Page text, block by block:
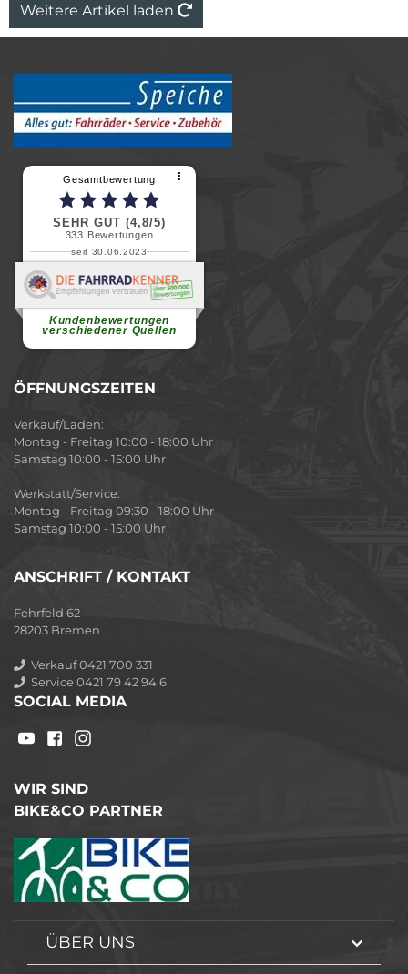
Weitere Artikel laden
Gesamtbewertung ⠇
SEHR GUT (4,8/5)
333 Bewertungen
seit 30.06.2023
Kundenbewertungen
verschiedener Quellen
Renate H.
Vielen Dank für ein herzliches
ÖFFNUNGSZEITEN
Verkauf/Laden:
Montag - Freitag 10:00 - 18:00 Uhr
Samstag 10:00 - 15:00 Uhr
Werkstatt/Service:
Montag - Freitag 09:30 - 18:00 Uhr
Samstag 10:00 - 15:00 Uhr
ANSCHRIFT / KONTAKT
Fehrfeld 62
28203 Bremen
Verkauf 0421 700 331
Service 0421 79 42 94 6
SOCIAL MEDIA
WIR SIND
BIKE&CO PARTNER
ÜBER UNS